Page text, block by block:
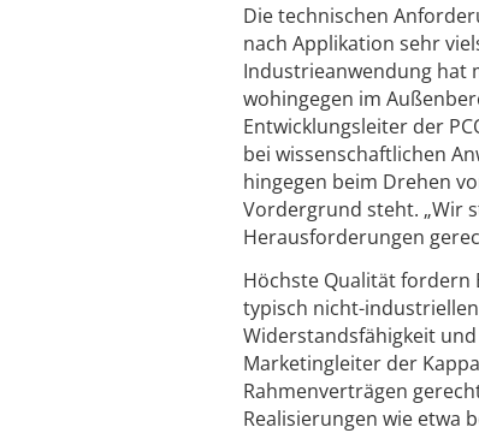
Die technischen
nach Applikation sehr
Industrieanwendung hat
wohingegen im
Entwicklungsleiter der
bei wissenschaftlichen
hingegen beim Drehen
Vordergrund steht. „Wir
Herausforderungen
Höchste Qualität fordern
typisch nicht-
Widerstandsfähigkeit
Marketingleiter der
Rahmenverträgen
Realisierungen wie etwa